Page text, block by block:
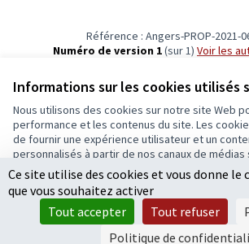
Informations sur les cookies utilisés
Nous utilisons des cookies sur notre site Web
performance et les contenus du site. Les
de fournir une expérience utilisateur et un
personnalisés à partir de nos canaux de médias
Tout accepter
Accepter seulement les cookies
Paramètres
Référence : Angers-PROP-2021-
Numéro de version 1(sur 1)
voir les
Conditions d'utilisation
Paramètres des cookies
Ecrivons Angers sur X
(Lien externe)
Ecrivons Angers sur Facebook
(Lien externe)
logiciel libre Decidim .
Ce site utilise des cookies et vous donne le
que vous souhaitez activer
Tout accepter
Tout refuser
Politique de